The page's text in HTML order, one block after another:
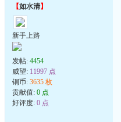
【如水清】
新手上路
发帖: 4454
威望: 11997 点
铜币: 3635 枚
贡献值: 0 点
好评度: 0 点